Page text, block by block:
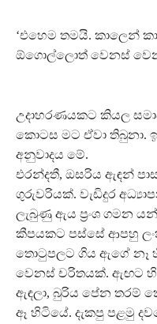
‘එහෙම තමයි. කාලෙන්
ඕගොල්ලොත් වෙනස්
උදාහරණයකට කියල
කොටස මට ඒවා තිබුනා.
අනුවාදය මේ.
එරන්දතී, ඔසරිය ඇඳන්
ගුරුවරියක්. වැඩිදුර
ලැබුණු ඇය ප‍්‍රංශ ගමන
කීපයකට පස්සේ ආපහු
තොටුපලට ගිය ඇගේ නෑ
වෙනස් චරිතයක්. ඇඟට
ඇඳලා, බුරිය පේන තරම්
ඈ හිටියේ. දැකපු පළමු